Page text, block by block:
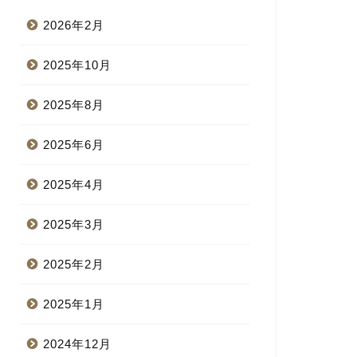
2026年2月
2025年10月
2025年8月
2025年6月
2025年4月
2025年3月
2025年2月
2025年1月
2024年12月